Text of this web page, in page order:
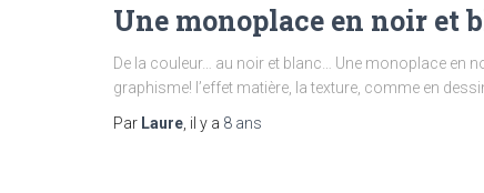
Une monoplace en noir et
De la couleur… au noir et blanc… Une monoplace en
graphisme! l’effet matière, la texture, comme en
Par Laure , il y a 8 ans